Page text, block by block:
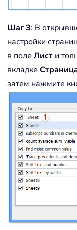
Шаг 3: В
настройки
в поле Лист и
вкладке
затем нажмите